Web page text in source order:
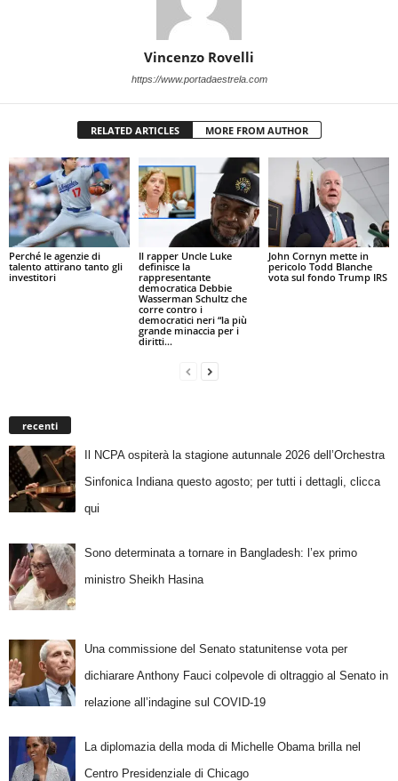
Vincenzo Rovelli
https://www.portadaestrela.com
RELATED ARTICLES MORE FROM AUTHOR
Perché le agenzie di
talento attirano tanto gli
investitori
Il rapper Uncle Luke
definisce la
rappresentante
democratica Debbie
Wasserman Schultz che
corre contro i
democratici neri “la più
grande minaccia per i
diritti...
John Cornyn mette in
pericolo Todd Blanche
vota sul fondo Trump IRS
recenti
Il NCPA ospiterà la stagione autunnale 2026 dell’Orchestra
Sinfonica Indiana questo agosto; per tutti i dettagli, clicca
qui
Sono determinata a tornare in Bangladesh: l’ex primo
ministro Sheikh Hasina
Una commissione del Senato statunitense vota per
dichiarare Anthony Fauci colpevole di oltraggio al Senato in
relazione all’indagine sul COVID-19
La diplomazia della moda di Michelle Obama brilla nel
Centro Presidenziale di Chicago